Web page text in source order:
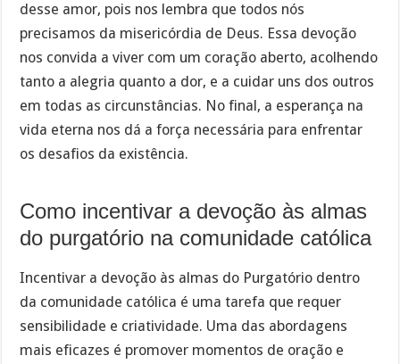
desse amor, pois nos lembra que todos nós
precisamos da misericórdia de Deus. Essa devoção
nos convida a viver com um coração aberto, acolhendo
tanto a alegria quanto a dor, e a cuidar uns dos outros
em todas as circunstâncias. No final, a esperança na
vida eterna nos dá a força necessária para enfrentar
os desafios da existência.
Como incentivar a devoção às almas
do purgatório na comunidade católica
Incentivar a devoção às almas do Purgatório dentro
da comunidade católica é uma tarefa que requer
sensibilidade e criatividade. Uma das abordagens
mais eficazes é promover momentos de oração e